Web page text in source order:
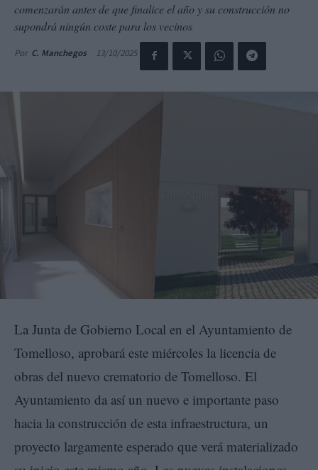
comenzarán antes de que finalice el año y su construcción no
supondrá ningún coste para los vecinos
Por C. Manchegos 13/10/2025
La Junta de Gobierno Local en el Ayuntamiento de
Tomelloso, aprobará este miércoles la licencia de
obras del nuevo crematorio de Tomelloso. El
Ayuntamiento da así un nuevo e importante paso
hacia la construcción de esta infraestructura, un
proyecto largamente esperado que verá materializado